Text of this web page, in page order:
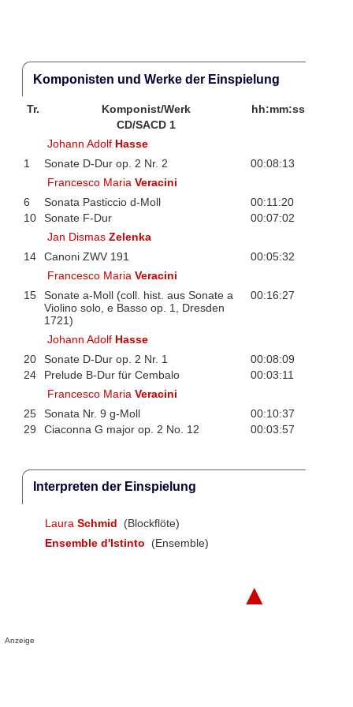
Komponisten und Werke der Einspielung
Tr. Komponist/Werk
hh:mm:ss
CD/SACD 1
Johann Adolf Hasse
1
Sonate D-Dur op. 2 Nr. 2
00:08:13
Francesco MariaVeracini
6
Sonata Pasticcio d-Moll
00:11:20
10
Sonate F-Dur
00:07:02
Jan DismasZelenka
14
Canoni ZWV 191
00:05:32
Francesco MariaVeracini
15
Sonate a-Moll (coll. hist. aus Sonate a
Violino solo, e Basso op. 1, Dresden
1721)
00:16:27
Johann Adolf Hasse
20
Sonate D-Dur op. 2 Nr. 1
00:08:09
24
Prelude B-Dur für Cembalo
00:03:11
Francesco MariaVeracini
25
Sonata Nr. 9 g-Moll
00:10:37
29
Ciaconna G major op. 2 No. 12 00:03:57
Interpreten der Einspielung
Laura Schmid
(Blockflöte)
Ensemble d'Istinto
(Ensemble)
▲
Anzeige